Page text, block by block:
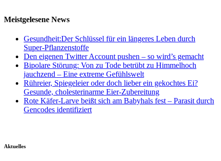
Meistgelesene News
Gesundheit:Der Schlüssel für ein längeres Leben durch
Super-Pflanzenstoffe
Den eigenen Twitter Account pushen – so wird’s gemacht
Bipolare Störung: Von zu Tode betrübt zu Himmelhoch
jauchzend – Eine extreme Gefühlswelt
Rühreier, Spiegeleier oder doch lieber ein gekochtes Ei?
Gesunde, cholesterinarme Eier-Zubereitung
Rote Käfer-Larve beißt sich am Babyhals fest – Parasit durch
Gencodes identifiziert
Aktuelles